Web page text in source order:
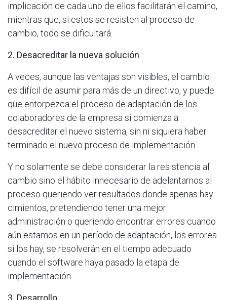
implicación de cada uno de ellos facilitarán el camino,
mientras que, si estos se resisten al proceso de
cambio, todo se dificultará.
2. Desacreditar la nueva solución:
A veces, aunque las ventajas son visibles, el cambio
es difícil de asumir para más de un directivo, y puede
que entorpezca el proceso de adaptación de los
colaboradores de la empresa si comienza a
desacreditar el nuevo sistema, sin ni siquiera haber
terminado el nuevo proceso de implementación.
Y no solamente se debe considerar la resistencia al
cambio sino el hábito innecesario de adelantarnos al
proceso queriendo ver resultados donde apenas hay
cimientos, pretendiendo tener una mejor
administración o queriendo encontrar errores cuando
aún estamos en un período de adaptación, los errores
si los hay, se resolverán en el tiempo adecuado
cuando el software haya pasado la etapa de
implementación.
3. Desarrollo: